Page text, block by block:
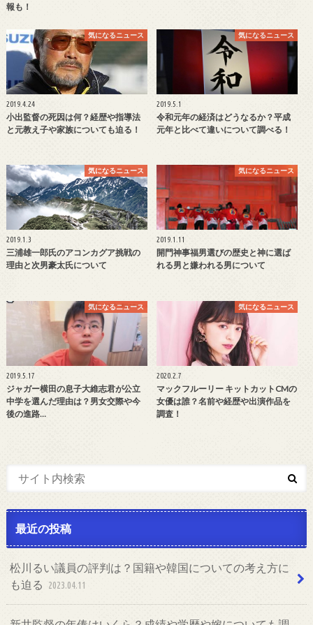
報も！
気になるニュース
2019.4.24
小出監督の死因は何？経歴や指導法
と元教え子や家族についても迫る！
気になるニュース
2019.5.1
令和元年の経済はどうなるか？平成
元年と比べて違いについて調べる！
気になるニュース
2019.1.3
三浦雄一郎氏のアコンカグア挑戦の
理由と次男豪太氏について
気になるニュース
2019.1.11
開門神事福男選びの歴史と神に選ば
れる男と嫌われる男について
気になるニュース
2019.5.17
ジャガー横田の息子大維志君が公立
中学を選んだ理由は？男女交際や今
後の進路…
気になるニュース
2020.2.7
マックフルーリー キットカットCMの
女優は誰？名前や経歴や出演作品を
調査！
最近の投稿
松川るい議員の評判は？国籍や韓国についての考え方に
も迫る
2023.04.11